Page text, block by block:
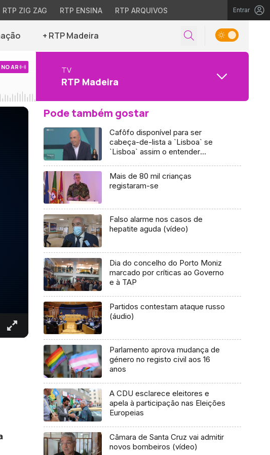
RTP ZIG ZAG RTP ENSINA RTP ARQUIVOS Entrar
+ RTP Madeira
NO AR TV
RTP Madeira
Pode também gostar
Cafôfo disponível para ser
cabeça-de-lista a `Lisboa` se
`Lisboa` assim o entender
Mais de 80 mil crianças
registaram-se
Falso alarme nos casos de
hepatite aguda (vídeo)
Dia do concelho do Porto Moniz
marcado por críticas ao Governo
e à TAP
Partidos contestam ataque russo
(áudio)
Parlamento aprova mudança de
género no registo civil aos 16
anos
A CDU esclarece eleitores e
apela à participação nas Eleições
Europeias
Câmara de Santa Cruz vai admitir
novos bombeiros (vídeo)